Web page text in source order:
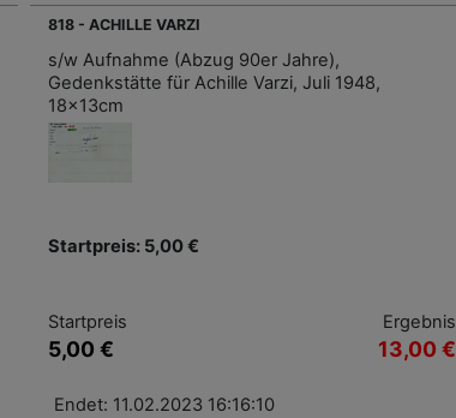
818 - ACHILLE VARZI
s/w Aufnahme (Abzug 90er Jahre),
Gedenkstätte für Achille Varzi, Juli 1948,
18x13cm
Startpreis: 5,00 €
Startpreis
5,00 €
Ergebnis
13,00 €
Endet: 11.02.2023 16:16:10